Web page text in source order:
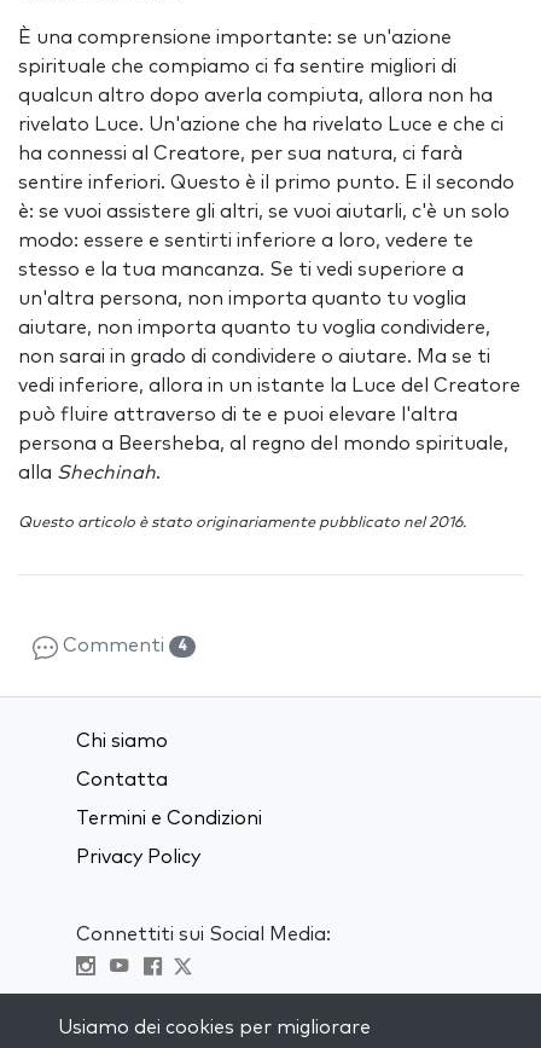
È una comprensione importante: se un'azione
spirituale che compiamo ci fa sentire migliori di
qualcun altro dopo averla compiuta, allora non ha
rivelato Luce. Un'azione che ha rivelato Luce e che ci
ha connessi al Creatore, per sua natura, ci farà
sentire inferiori. Questo è il primo punto. E il secondo
è: se vuoi assistere gli altri, se vuoi aiutarli, c'è un solo
modo: essere e sentirti inferiore a loro, vedere te
stesso e la tua mancanza. Se ti vedi superiore a
un'altra persona, non importa quanto tu voglia
aiutare, non importa quanto tu voglia condividere,
non sarai in grado di condividere o aiutare. Ma se ti
vedi inferiore, allora in un istante la Luce del Creatore
può fluire attraverso di te e puoi elevare l'altra
persona a Beersheba, al regno del mondo spirituale,
alla Shechinah.
Questo articolo è stato originariamente pubblicato nel 2016.
Commenti 4
Chi siamo
Contatta
Termini e Condizioni
Privacy Policy
Connettiti sui Social Media:
Usiamo dei cookies per migliorare